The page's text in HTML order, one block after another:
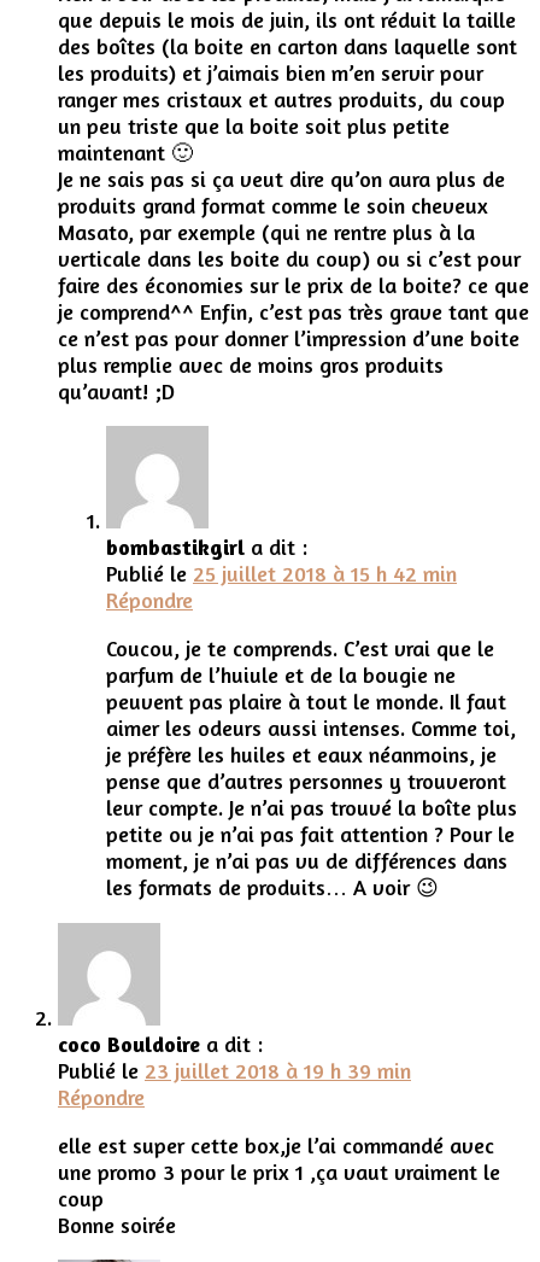
que depuis le mois de juin, ils ont réduit la taille
des boîtes (la boite en carton dans laquelle sont
les produits) et j’aimais bien m’en servir pour
ranger mes cristaux et autres produits, du coup
un peu triste que la boite soit plus petite
maintenant 🙂
Je ne sais pas si ça veut dire qu’on aura plus de
produits grand format comme le soin cheveux
Masato, par exemple (qui ne rentre plus à la
verticale dans les boite du coup) ou si c’est pour
faire des économies sur le prix de la boite? ce que
je comprend^^ Enfin, c’est pas très grave tant que
ce n’est pas pour donner l’impression d’une boite
plus remplie avec de moins gros produits
qu’avant! ;D
bombastikgirl a dit :
Publié le 25 juillet 2018 à 15 h 42 min
Répondre
Coucou, je te comprends. C’est vrai que le
parfum de l’huiule et de la bougie ne
peuvent pas plaire à tout le monde. Il faut
aimer les odeurs aussi intenses. Comme toi,
je préfère les huiles et eaux néanmoins, je
pense que d’autres personnes y trouveront
leur compte. Je n’ai pas trouvé la boîte plus
petite ou je n’ai pas fait attention ? Pour le
moment, je n’ai pas vu de différences dans
les formats de produits… A voir 😉
coco Bouldoire a dit :
Publié le 23 juillet 2018 à 19 h 39 min
Répondre
elle est super cette box,je l’ai commandé avec
une promo 3 pour le prix 1 ,ça vaut vraiment le
coup
Bonne soirée